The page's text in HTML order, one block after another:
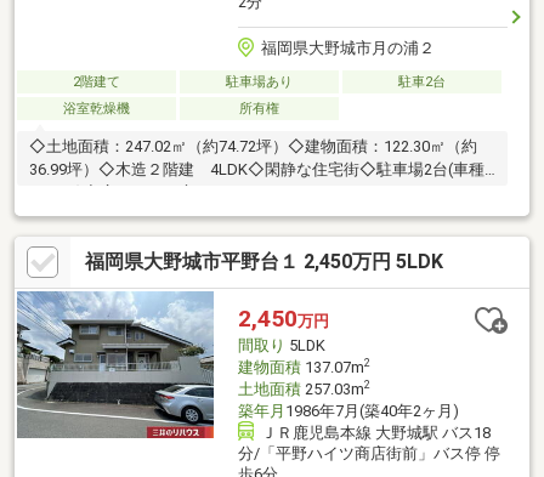
福岡県大野城市月の浦２
2階建て 駐車場あり
駐車2台
浴室乾燥機
所有権
◇土地面積：247.02㎡（約74.72坪）◇建物面積：122.30㎡（約
36.99坪）◇木造２階建 4LDK◇閑静な住宅街◇駐車場2台(車種
福岡県大野城市平野台１ 2,450万円 5LDK
2,450万円
間取り 5LDK
建物面積137.07m2
土地面積257.03m2
築年月 1986年7月(築40年2ヶ月)
ＪＲ鹿児島本線 大野城駅 バス18
分/「平野ハイツ商店街前」バス停 停